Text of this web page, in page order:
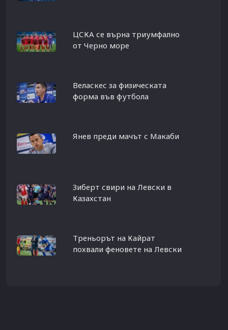
ЦСКА се върна триумфално
от Черно море
Веласкес за физическата
форма във футбола
Янев преди мачът с Макаби
Зиберт свири на Левски в
Казахстан
Треньорът на Кайрат
похвали феновете на Левски